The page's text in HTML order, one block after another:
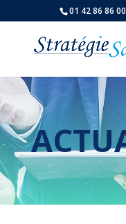
01 42 86 86 00